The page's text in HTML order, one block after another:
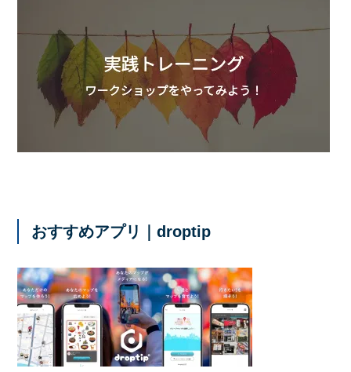
おすすめアプリ｜droptip